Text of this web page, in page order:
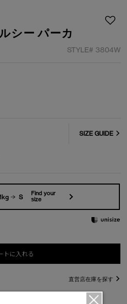
シー パーカ
STYLE#3804W
SIZE GUIDE
S
Find your
size
トに入れる
直営店在庫を探す